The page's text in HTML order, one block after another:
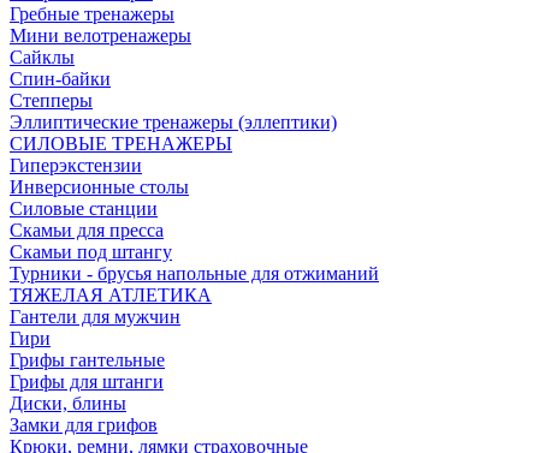
Гребные тренажеры
Мини велотренажеры
Сайклы
Спин-байки
Степперы
Эллиптические тренажеры (эллептики)
СИЛОВЫЕ ТРЕНАЖЕРЫ
Гиперэкстензии
Инверсионные столы
Силовые станции
Скамьи для пресса
Скамьи под штангу
Турники - брусья напольные для отжиманий
ТЯЖЕЛАЯ АТЛЕТИКА
Гантели для мужчин
Гири
Грифы гантельные
Грифы для штанги
Диски, блины
Замки для грифов
Крюки, ремни, лямки страховочные